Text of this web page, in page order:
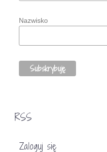
Nazwisko
RSS
Zaloguj się